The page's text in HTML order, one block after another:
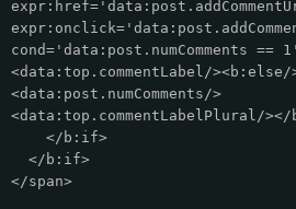
cond='data:post.numComments ==
<data:top.commentLabel/><b:else/
<data:post.numComments/>
<data:top.commentLabelPlural/
</b:if>
</b:if>
</span>